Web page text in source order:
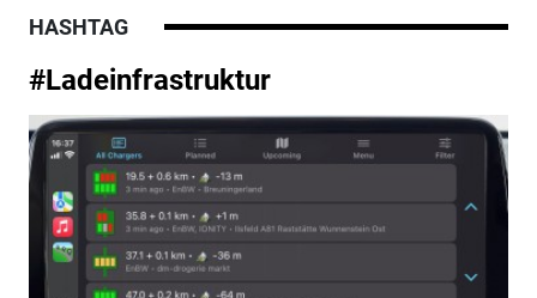
HASHTAG
#Ladeinfrastruktur